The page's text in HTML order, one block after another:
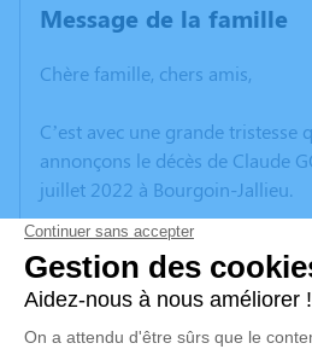
Message de la famille
Chère famille, chers amis,
C’est avec une grande tristesse
annonçons le décès de Claude
juillet 2022 à Bourgoin-Jallieu.
Nous vous invitons à utiliser cet
vos condoléances, partager des
anecdote ou exprimer vos
poèmes ou des textes. Cet